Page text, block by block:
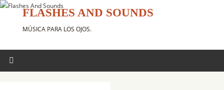
FLASHES AND SOUNDS
MÚSICA PARA LOS OJOS.